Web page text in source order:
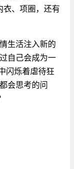
衣、项圈，还有
生活注入新的
自己会成为一
闪烁着虐待狂
会思考的问